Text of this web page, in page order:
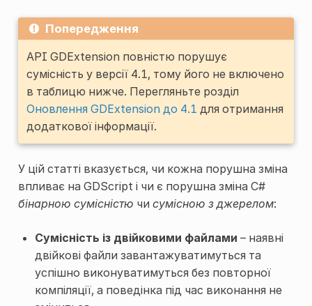
Попередження
API GDExtension повністю порушує
сумісність у версії 4.1, тому його не включено
в таблицю нижче. Перегляньте розділ
Оновлення GDExtension до 4.1 для отримання
додаткової інформації.
У цій статті вказується, чи кожна порушна зміна
впливає на GDScript і чи є порушна зміна C#
бінарною сумісністю чи сумісною з джерелом:
Сумісність із двійковими файлами – наявні
двійкові файли завантажуватимуться та
успішно виконуватимуться без повторної
компіляції, а поведінка під час виконання не